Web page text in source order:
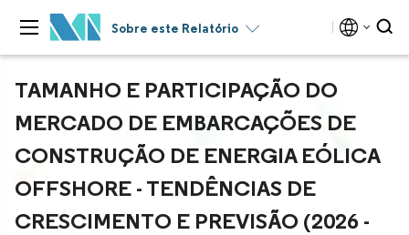
Sobre este Relatório
TAMANHO E PARTICIPAÇÃO DO
MERCADO DE EMBARCAÇÕES DE
CONSTRUÇÃO DE ENERGIA EÓLICA
OFFSHORE - TENDÊNCIAS DE
CRESCIMENTO E PREVISÃO (2026 -